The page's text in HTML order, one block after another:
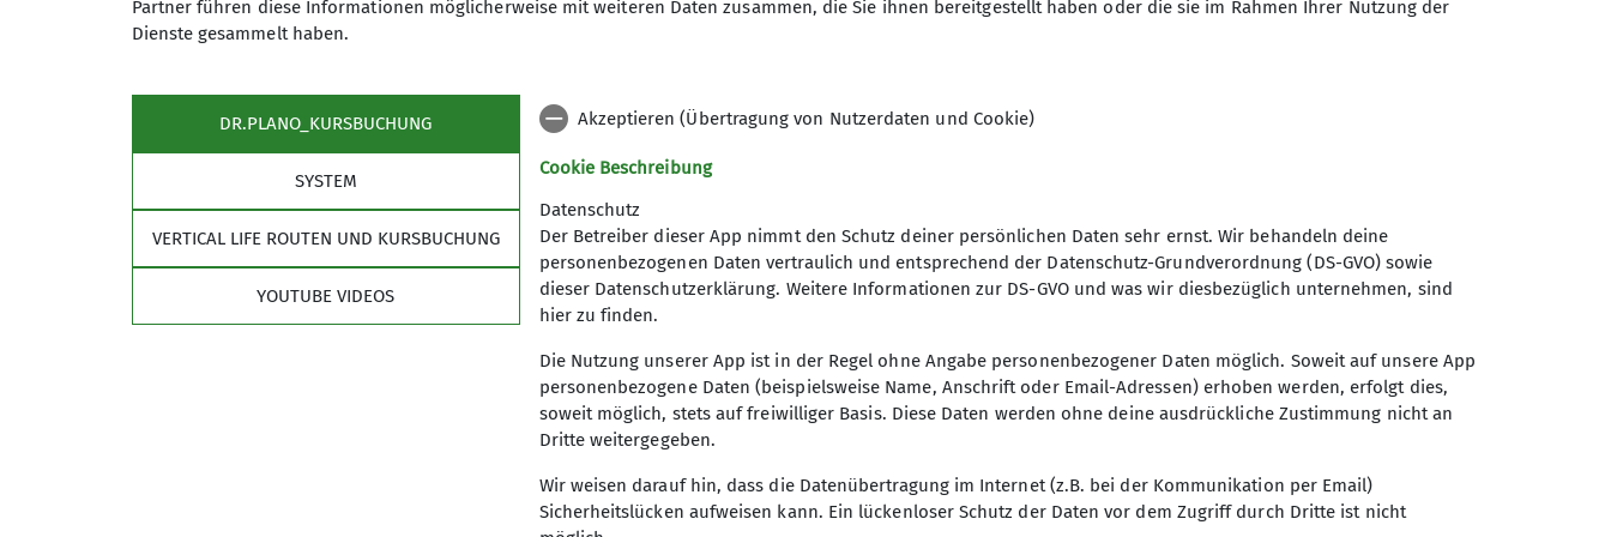
Um diesen Inhalt sehen zu können, benötigen wir die Zustimmung zu folgenden Kategorien von Dr.Plano_Kursbuchung:
Überträgt Nutzerdaten
Technisch notwendig
Gut zu wissen: Die Einstellungen können jederzeit in den
Partner führen diese Informationen möglicherweise mit weiteren Daten zusammen, die Sie ihnen bereitgestellt haben oder die sie im Rahmen Ihrer Nutzung der
Dienste gesammelt haben.
DR.PLANO_KURSBUCHUNG
SYSTEM
VERTICAL LIFE ROUTEN UND KURSBUCHUNG
YOUTUBE VIDEOS
Akzeptieren (Übertragung von Nutzerdaten und Cookie)
Cookie Beschreibung
Datenschutz
Der Betreiber dieser App nimmt den Schutz deiner persönlichen Daten sehr ernst. Wir behandeln deine
personenbezogenen Daten vertraulich und entsprechend der Datenschutz-Grundverordnung (DS-GVO) sowie
dieser Datenschutzerklärung. Weitere Informationen zur DS-GVO und was wir diesbezüglich unternehmen, sind
hier zu finden.
Die Nutzung unserer App ist in der Regel ohne Angabe personenbezogener Daten möglich. Soweit auf unsere App
personenbezogene Daten (beispielsweise Name, Anschrift oder Email-Adressen) erhoben werden, erfolgt dies,
soweit möglich, stets auf freiwilliger Basis. Diese Daten werden ohne deine ausdrückliche Zustimmung nicht an
Dritte weitergegeben.
Wir weisen darauf hin, dass die Datenübertragung im Internet (z.B. bei der Kommunikation per Email)
Sicherheitslücken aufweisen kann. Ein lückenloser Schutz der Daten vor dem Zugriff durch Dritte ist nicht